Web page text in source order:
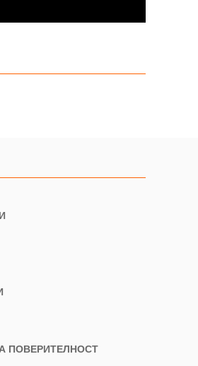
ПОВЕРИТЕЛНОСТ